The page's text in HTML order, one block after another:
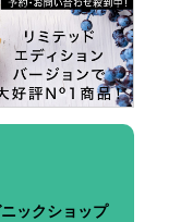
ックショップ